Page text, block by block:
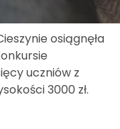
osiągnęła
uczniów z
3000 zł.